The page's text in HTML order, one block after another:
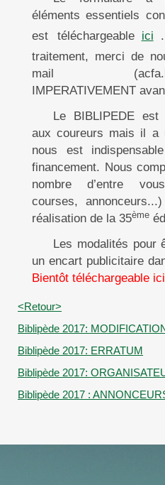
éléments essentiels
est téléchargeable ici
traitement, merci de
mail
IMPERATIVEMENT
Le BIBLIPEDE est
aux coureurs mais il a
nous est
financement. Nous
nombre d’entre
courses,
réalisation de la 35ème
Les modalités pour
un encart publicitaire
Bientôt téléchargeable ici
<Retour>
Biblipède 2017:
Biblipède 2017: ERRATUM
Biblipède 2017:
Biblipède 2017 :